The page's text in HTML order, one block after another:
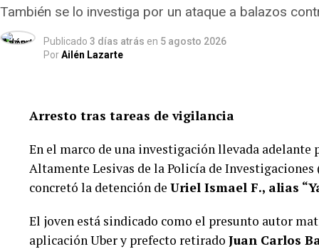
También se lo investiga por un ataque a balazos
Publicado 3 días atrás en 5 agosto 2026
PorAilén Lazarte
Arresto tras tareas de vigilancia
En el marco de una investigación llevada
Altamente Lesivas de la Policía de Investigaciones
concretó la detención de Uriel Ismael F., alias
El joven está sindicado como el presunto autor
aplicación Uber y prefecto retirado Juan Carlos